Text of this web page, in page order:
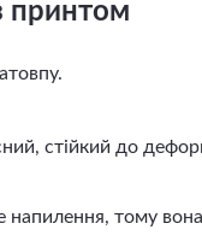
принтом
стійкий до
тому вона